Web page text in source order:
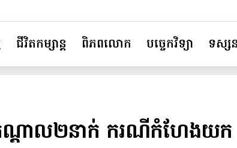
ជីវិតកម្សាន្ត ពិភពលោក បច្ចេកវិទ្យា ទស្ស
កណ្តាល​២នាក់ ករណីកំហែងយ